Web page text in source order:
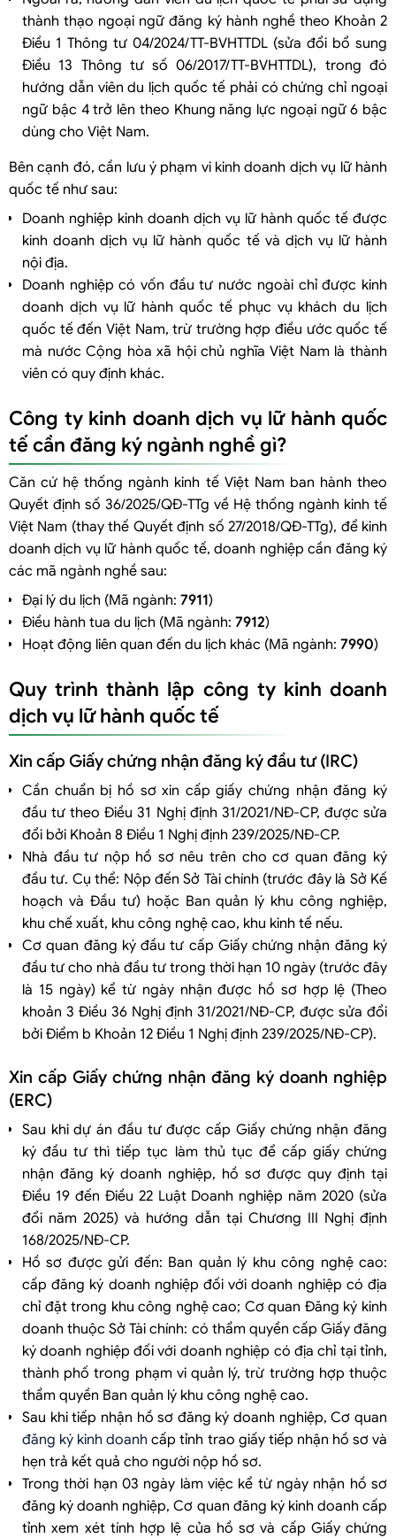
thành thạo ngoại ngữ đăng ký hành nghề theo Khoản 2
Điều 1 Thông tư 04/2024/TT-BVHTTDL (sửa đổi bổ sung
Điều 13 Thông tư số 06/2017/TT-BVHTTDL), trong đó
hướng dẫn viên du lịch quốc tế phải có chứng chỉ ngoại
ngữ bậc 4 trở lên theo Khung năng lực ngoại ngữ 6 bậc
dùng cho Việt Nam.
Bên cạnh đó, cần lưu ý phạm vi kinh doanh dịch vụ lữ hành
quốc tế như sau:
Doanh nghiệp kinh doanh dịch vụ lữ hành quốc tế được
kinh doanh dịch vụ lữ hành quốc tế và dịch vụ lữ hành
nội địa.
Doanh nghiệp có vốn đầu tư nước ngoài chỉ được kinh
doanh dịch vụ lữ hành quốc tế phục vụ khách du lịch
quốc tế đến Việt Nam, trừ trường hợp điều ước quốc tế
mà nước Cộng hòa xã hội chủ nghĩa Việt Nam là thành
viên có quy định khác.
Công ty kinh doanh dịch vụ lữ hành quốc
tế cần đăng ký ngành nghề gì?
Căn cứ hệ thống ngành kinh tế Việt Nam ban hành theo
Quyết định số 36/2025/QĐ-TTg về Hệ thống ngành kinh tế
Việt Nam (thay thế Quyết định số 27/2018/QĐ-TTg), để kinh
doanh dịch vụ lữ hành quốc tế, doanh nghiệp cần đăng ký
các mã ngành nghề sau:
Đại lý du lịch (Mã ngành: 7911)
Điều hành tua du lịch (Mã ngành: 7912)
Hoạt động liên quan đến du lịch khác (Mã ngành: 7990)
Quy trình thành lập công ty kinh doanh
dịch vụ lữ hành quốc tế
Xin cấp Giấy chứng nhận đăng ký đầu tư (IRC)
Cần chuẩn bị hồ sơ xin cấp giấy chứng nhận đăng ký
đầu tư theo Điều 31 Nghị định 31/2021/NĐ-CP, được sửa
đổi bởi Khoản 8 Điều 1 Nghị định 239/2025/NĐ-CP.
Nhà đầu tư nộp hồ sơ nêu trên cho cơ quan đăng ký
đầu tư. Cụ thể: Nộp đến Sở Tài chính (trước đây là Sở Kế
hoạch và Đầu tư) hoặc Ban quản lý khu công nghiệp,
khu chế xuất, khu công nghệ cao, khu kinh tế nếu.
Cơ quan đăng ký đầu tư cấp Giấy chứng nhận đăng ký
đầu tư cho nhà đầu tư trong thời hạn 10 ngày (trước đây
là 15 ngày) kể từ ngày nhận được hồ sơ hợp lệ (Theo
khoản 3 Điều 36 Nghị định 31/2021/NĐ-CP, được sửa đổi
bởi Điểm b Khoản 12 Điều 1 Nghị định 239/2025/NĐ-CP).
Xin cấp Giấy chứng nhận đăng ký doanh nghiệp
(ERC)
Sau khi dự án đầu tư được cấp Giấy chứng nhận đăng
ký đầu tư thì tiếp tục làm thủ tục để cấp giấy chứng
nhận đăng ký doanh nghiệp, hồ sơ được quy định tại
Điều 19 đến Điều 22 Luật Doanh nghiệp năm 2020 (sửa
đổi năm 2025) và hướng dẫn tại Chương III Nghị định
168/2025/NĐ-CP.
Hồ sơ được gửi đến: Ban quản lý khu công nghệ cao:
cấp đăng ký doanh nghiệp đối với doanh nghiệp có địa
chỉ đặt trong khu công nghệ cao; Cơ quan Đăng ký kinh
doanh thuộc Sở Tài chính: có thẩm quyền cấp Giấy đăng
ký doanh nghiệp đối với doanh nghiệp có địa chỉ tại tỉnh,
thành phố trong phạm vi quản lý, trừ trường hợp thuộc
thẩm quyền Ban quản lý khu công nghệ cao.
Sau khi tiếp nhận hồ sơ đăng ký doanh nghiệp, Cơ quan
đăng ký kinh doanh cấp tỉnh trao giấy tiếp nhận hồ sơ và
hẹn trả kết quả cho người nộp hồ sơ.
Trong thời hạn 03 ngày làm việc kể từ ngày nhận hồ sơ
đăng ký doanh nghiệp, Cơ quan đăng ký kinh doanh cấp
tỉnh xem xét tính hợp lệ của hồ sơ và cấp Giấy chứng